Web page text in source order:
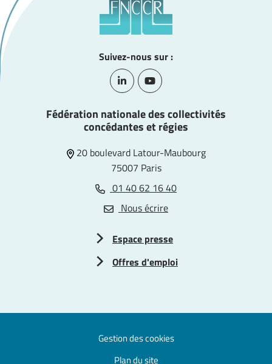
Suivez-nous sur :
Lien vers le compte Linkedin
Lien vers la chaîne Youtube
Fédération nationale des collectivités
concédantes et régies
20 boulevard Latour-Maubourg
75007 Paris
01 40 62 16 40
Nous écrire
Espace presse
Offres d'emploi
Gestion des cookies
Plan du site